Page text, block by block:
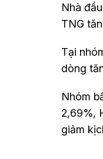
Nhà
TNG
Tại
dòng
Nhóm
2,69%,
giảm